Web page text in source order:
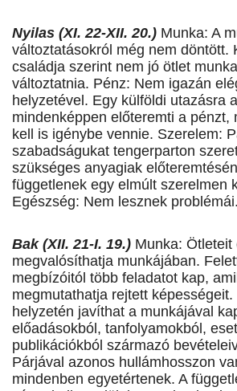
Nyilas (XI. 22-XII. 20.) Munka: A
változtatásokról még nem döntött.
családja szerint nem jó ötlet
változtatnia. Pénz: Nem igazán
helyzetével. Egy külföldi utazásra
mindenképpen előteremti a pénzt,
kell is igénybe vennie. Szerelem:
szabadságukat tengerparton
szükséges anyagiak
függetlenek egy elmúlt szerelmen
Egészség: Nem lesznek problémái.
Bak (XII. 21-I. 19.) Munka:
megvalósíthatja munkájában.
megbízóitól több feladatot kap,
megmutathatja rejtett képességeit.
helyzetén javíthat a munkájával
előadásokból, tanfolyamokból,
publikációkból származó
Párjával azonos hullámhosszon
mindenben egyetértenek. A